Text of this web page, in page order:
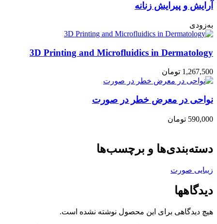
آرایش و پیرایش زنانه
به‌زودی
3D Printing and Microfluidics in Dermatology
1,267,500 تومان
نواحی در معرض خطر در صورت
590,000 تومان
دسته‌بندی‌ها و برچسب‌ها
زیبایی صورت
دیدگاهها
هیچ دیدگاهی برای این محصول نوشته نشده است.